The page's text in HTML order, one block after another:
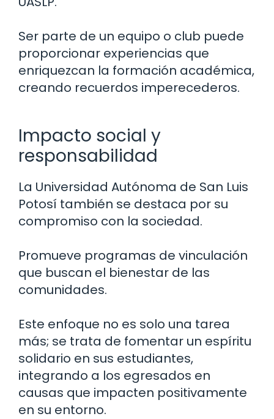
Ser parte de un equipo o club puede
proporcionar experiencias que
enriquezcan la formación académica,
creando recuerdos imperecederos.
Impacto social y
responsabilidad
La Universidad Autónoma de San Luis
Potosí también se destaca por su
compromiso con la sociedad.
Promueve programas de vinculación
que buscan el bienestar de las
comunidades.
Este enfoque no es solo una tarea
más; se trata de fomentar un espíritu
solidario en sus estudiantes,
integrando a los egresados en
causas que impacten positivamente
en su entorno.